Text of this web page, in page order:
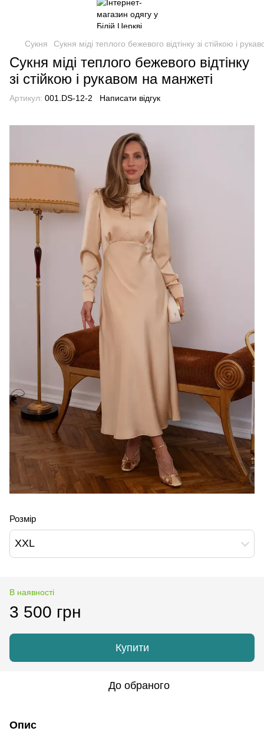
Сукня Сукня міді теплого бежевого відтінку зі стійкою і
Сукня міді теплого бежевого відтінку
зі стійкою і рукавом на манжеті
Артикул: 001.DS-12-2 Написати відгук
Розмір
XXL
В наявності
3 500 грн
Купити
До обраного
Опис